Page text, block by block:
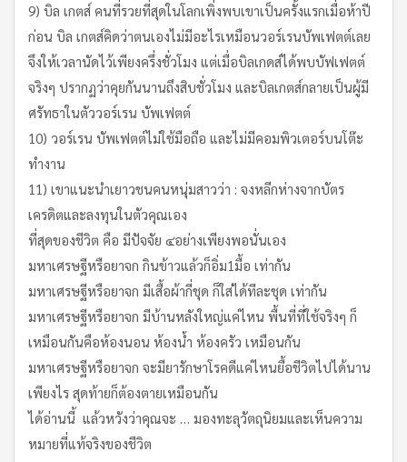
9) บิล เกตส์ คนที่รวยที่สุดในโลกเพิ่งพบเขาเป็นครั้งแรกเมื่อห้าปี
ก่อน บิล เกตส์คิดว่าตนเองไม่มีอะไรเหมือนวอร์เรนบัพเฟตต์เลย
จึงให้เวลานัดไว้เพียงครึ่งชั่วโมง แต่เมื่อบิลเกดส์ได้พบบัฟเฟตต์
จริงๆ ปรากฏว่าคุยกันนานถึงสิบชั่วโมง และบิลเกตส์กลายเป็นผู้มี
ศรัทธาในตัววอร์เรน บัพเฟตต์
10) วอร์เรน บัพเฟตต์ไม่ใช้มือถือ และไม่มีคอมพิวเตอร์บนโต๊ะ
ทำงาน
11) เขาแนะนำเยาวชนคนหนุ่มสาวว่า : จงหลีกห่างจากบัตร
เครดิตและลงทุนในตัวคุณเอง
ที่สุดของชีวิต คือ มีปัจจัย ๔อย่างเพียงพอนั่นเอง
มหาเศรษฐีหรือยาจก กินข้าวแล้วก็อิ่ม1มื้อ เท่ากัน
มหาเศรษฐีหรือยาจก มีเสื้อผ้ากี่ชุด ก็ใส่ได้ทีละชุด เท่ากัน
มหาเศรษฐีหรือยาจก มีบ้านหลังใหญ่แค่ไหน พื้นที่ที่ใช้จริงๆ ก็
เหมือนกันคือห้องนอน ห้องน้ำ ห้องครัว เหมือนกัน
มหาเศรษฐีหรือยาจก จะมียารักษาโรคดีแค่ไหนยื้อชีวิตไปได้นาน
เพียงไร สุดท้ายก็ต้องตายเหมือนกัน
ได้อ่านนี้ แล้วหวังว่าคุณจะ … มองทะลุวัตถุนิยมและเห็นความ
หมายที่แท้จริงของชีวิต